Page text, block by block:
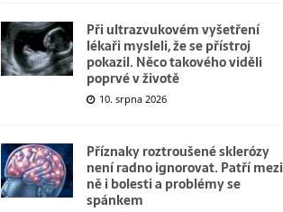
Při ultrazvukovém vyšetření
lékaři mysleli, že se přístroj
pokazil. Něco takového viděli
poprvé v životě
10. srpna 2026
Příznaky roztroušené sklerózy
není radno ignorovat. Patří mezi
ně i bolesti a problémy se
spánkem